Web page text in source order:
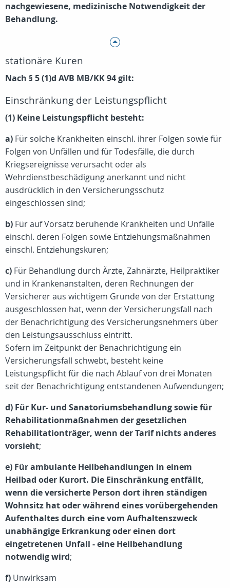
nachgewiesene, medizinische Notwendigkeit der
Behandlung.
stationäre Kuren
Nach § 5 (1)d AVB MB/KK 94 gilt:
Einschränkung der Leistungspflicht
(1) Keine Leistungspflicht besteht:
a) Für solche Krankheiten einschl. ihrer Folgen sowie für
Folgen von Unfällen und für Todesfälle, die durch
Kriegsereignisse verursacht oder als
Wehrdienstbeschädigung anerkannt und nicht
ausdrücklich in den Versicherungsschutz
eingeschlossen sind;
b) Für auf Vorsatz beruhende Krankheiten und Unfälle
einschl. deren Folgen sowie Entziehungsmaßnahmen
einschl. Entziehungskuren;
c) Für Behandlung durch Ärzte, Zahnärzte, Heilpraktiker
und in Krankenanstalten, deren Rechnungen der
Versicherer aus wichtigem Grunde von der Erstattung
ausgeschlossen hat, wenn der Versicherungsfall nach
der Benachrichtigung des Versicherungsnehmers über
den Leistungsausschluss eintritt.
Sofern im Zeitpunkt der Benachrichtigung ein
Versicherungsfall schwebt, besteht keine
Leistungspflicht für die nach Ablauf von drei Monaten
seit der Benachrichtigung entstandenen Aufwendungen;
d) Für Kur- und Sanatoriumsbehandlung sowie für
Rehabilitationmaßnahmen der gesetzlichen
Rehabilitationträger, wenn der Tarif nichts anderes
vorsieht;
e) Für ambulante Heilbehandlungen in einem
Heilbad oder Kurort. Die Einschränkung entfällt,
wenn die versicherte Person dort ihren ständigen
Wohnsitz hat oder während eines vorübergehenden
Aufenthaltes durch eine vom Aufhaltenszweck
unabhängige Erkrankung oder einen dort
eingetretenen Unfall - eine Heilbehandlung
notwendig wird;
f) Unwirksam